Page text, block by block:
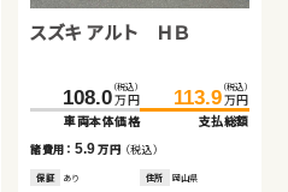
スズキ アルト ＨＢ
108.0 （税込）
万円
車両本体価格
113.9 （税込）
万円
支払総額
諸費用： 5.9万円 （税込）
保証 あり 住所 岡山県
ホンダ フリード
52.7 （税込）
万円
車両本体価格
64.3 （税込）
万円
支払総額
諸費用： 11.6万円（税込）
保証 なし 住所 岡山県
スズキ ワゴンＲ スティン
16.6 （税込）
万円
車両本体価格
24.8 （税込）
万円
支払総額
諸費用： 8.2万円 （税込）
保証 なし 住所 青森県
ホンダ フリード ハイブリ
171.0 （税込）
万円
車両本体価格
179.9 （税込）
万円
支払総額
諸費用： 8.9万円 （税込）
保証 あり 住所 長野県